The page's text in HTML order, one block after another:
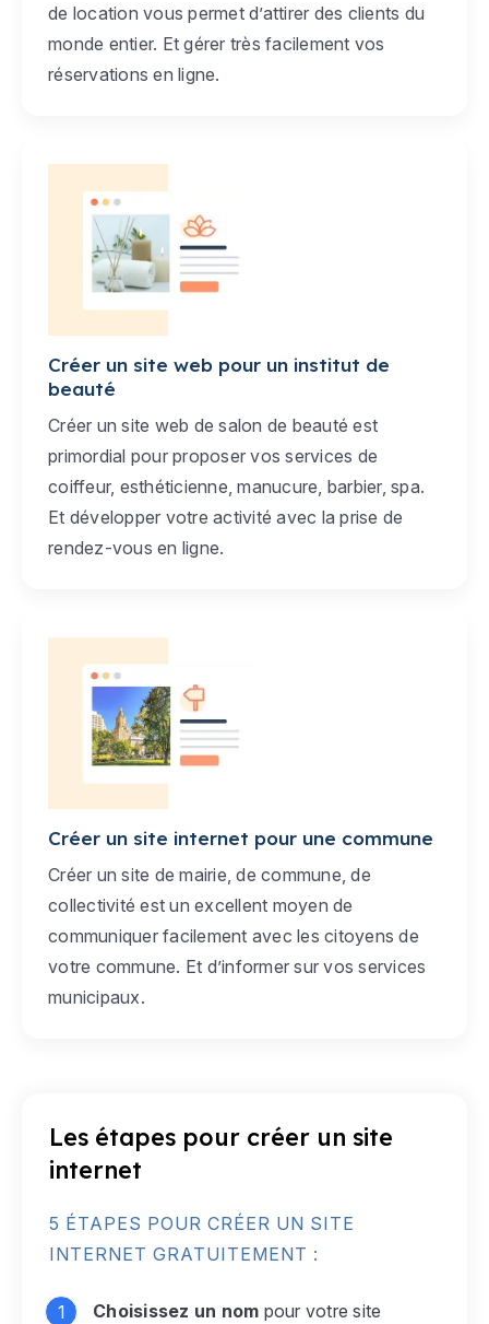
de location vous permet d’attirer des clients du
monde entier. Et gérer très facilement vos
réservations en ligne.
Créer un site web pour un institut de
beauté
Créer un site web de salon de beauté est
primordial pour proposer vos services de
coiffeur, esthéticienne, manucure, barbier, spa.
Et développer votre activité avec la prise de
rendez-vous en ligne.
Créer un site internet pour une commune
Créer un site de mairie, de commune, de
collectivité est un excellent moyen de
communiquer facilement avec les citoyens de
votre commune. Et d’informer sur vos services
municipaux.
Les étapes pour créer un site
internet
5 ÉTAPES POUR CRÉER UN SITE
INTERNET GRATUITEMENT :
Choisissez un nom pour votre site